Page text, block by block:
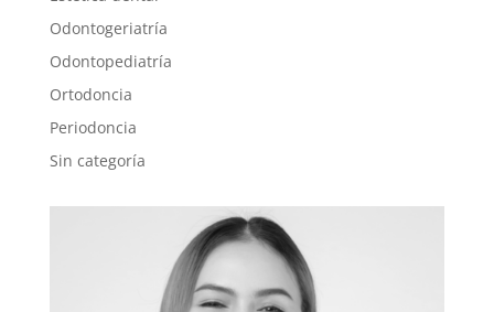
Odontogeriatría
Odontopediatría
Ortodoncia
Periodoncia
Sin categoría